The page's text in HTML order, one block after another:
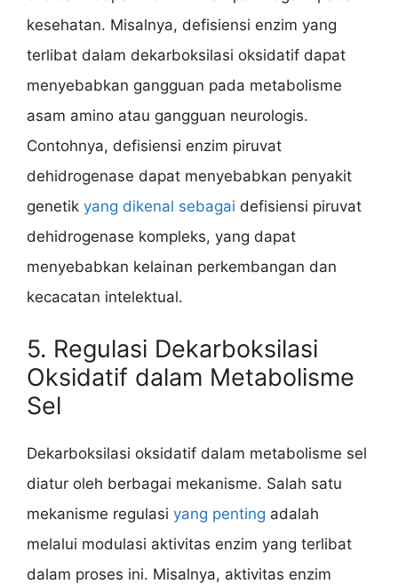
kesehatan. Misalnya, defisiensi enzim yang
terlibat dalam dekarboksilasi oksidatif dapat
menyebabkan gangguan pada metabolisme
asam amino atau gangguan neurologis.
Contohnya, defisiensi enzim piruvat
dehidrogenase dapat menyebabkan penyakit
genetik yang dikenal sebagai defisiensi piruvat
dehidrogenase kompleks, yang dapat
menyebabkan kelainan perkembangan dan
kecacatan intelektual.
5. Regulasi Dekarboksilasi
Oksidatif dalam Metabolisme
Sel
Dekarboksilasi oksidatif dalam metabolisme sel
diatur oleh berbagai mekanisme. Salah satu
mekanisme regulasi yang penting adalah
melalui modulasi aktivitas enzim yang terlibat
dalam proses ini. Misalnya, aktivitas enzim